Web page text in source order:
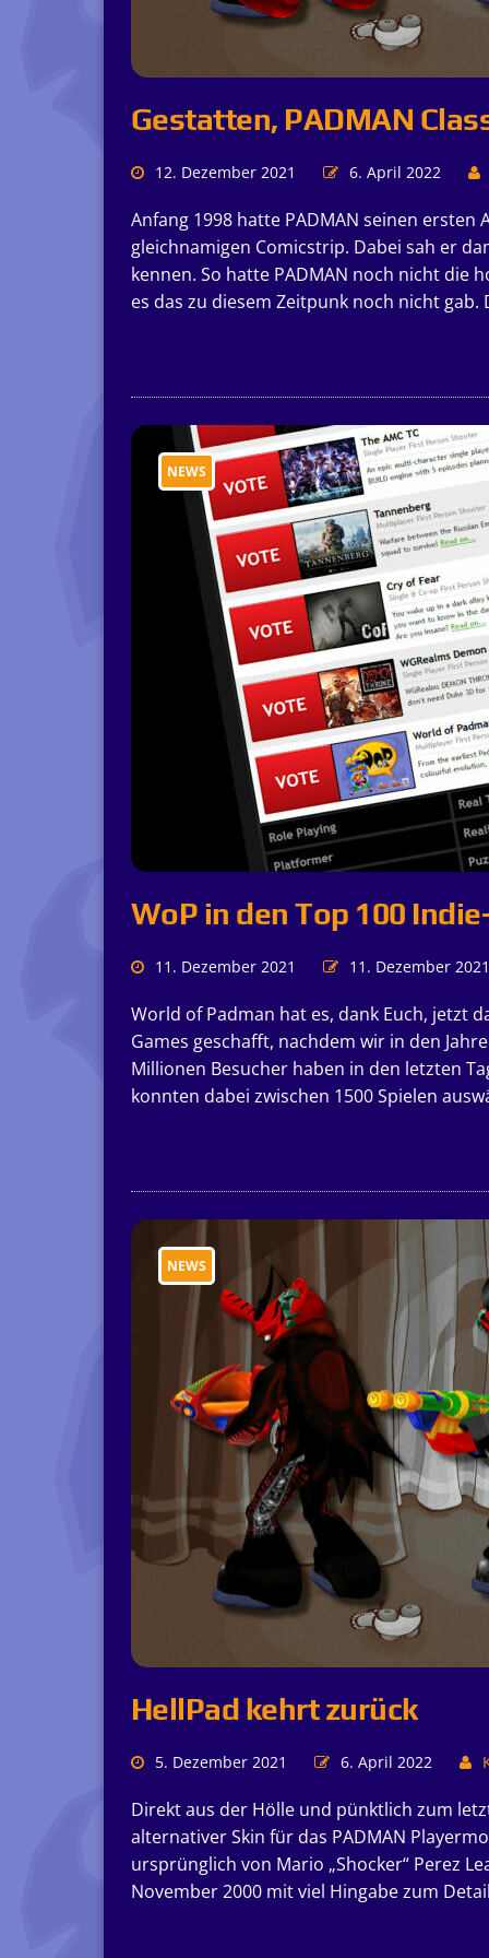
Gestatten, PADMAN
12. Dezember 2021 6. April 2022
Anfang 1998 hatte PADMAN seinen
gleichnamigen Comicstrip. Dabei sah er
kennen. So hatte PADMAN noch nicht die
es das zu diesem Zeitpunk noch nicht
NEWS
WoP in den Top 100
11. Dezember 2021 11. Dezember 2021
World of Padman hat es, dank Euch, jetzt
Games geschafft, nachdem wir in den
Millionen Besucher haben in den letzten
konnten dabei zwischen 1500 Spielen
NEWS
HellPad kehrt zurück
5. Dezember 2021 6. April 2022
Direkt aus der Hölle und pünktlich zum
alternativer Skin für das PADMAN
ursprünglich von Mario „Shocker“ Perez
November 2000 mit viel Hingabe zum